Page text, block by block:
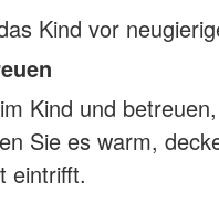
Kind vor
Kind und
Sie es warm,
eintrifft.